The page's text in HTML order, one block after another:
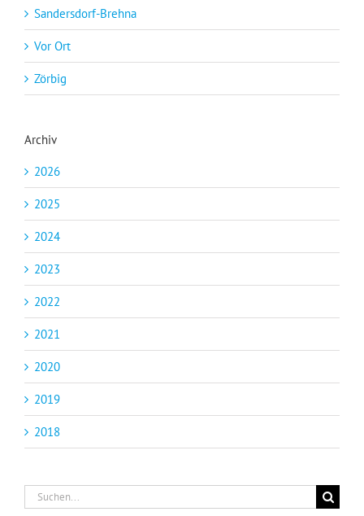
Sandersdorf-Brehna
Vor Ort
Zörbig
Archiv
2026
2025
2024
2023
2022
2021
2020
2019
2018
Suche
nach: